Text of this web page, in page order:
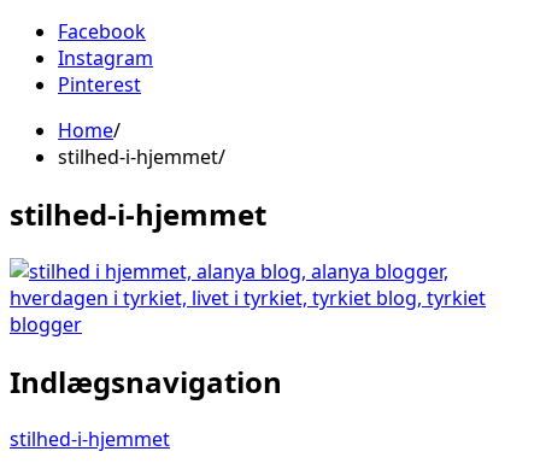
Facebook
Instagram
Pinterest
Home
stilhed-i-hjemmet
stilhed-i-hjemmet
Indlægsnavigation
stilhed-i-hjemmet